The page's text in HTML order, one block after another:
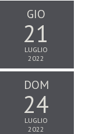
GIO
21
LUGLIO
2022
DOM
24
LUGLIO
2022